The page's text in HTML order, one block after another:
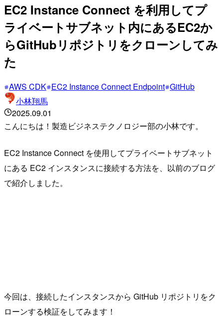
EC2 Instance Connect を利用してプ
ライベートサブネット内にあるEC2か
らGitHubリポジトリをクローンしてみ
た
AWS CDK EC2 Instance Connect Endpoint GitHub
小林翔馬
2025.09.01
こんにちは！製造ビジネステクノロジー部の小林です。
EC2 Instance Connect を使用してプライベートサブネット
にある EC2 インスタンスに接続する方法を、以前のブログ
で紹介しました。
今回は、接続したインスタンスから GitHub リポジトリをク
ローンする検証をしてみます！